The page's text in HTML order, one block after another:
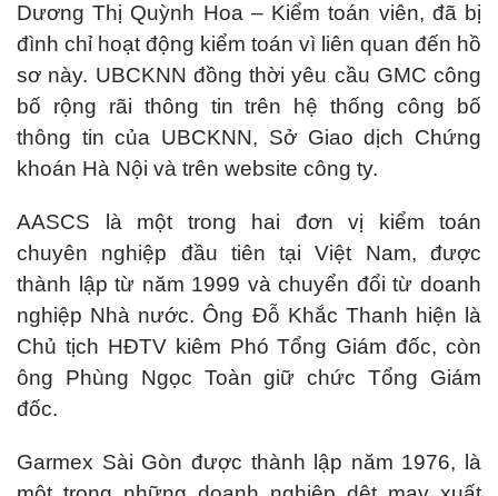
Dương Thị Quỳnh Hoa – Kiểm toán viên, đã bị
đình chỉ hoạt động kiểm toán vì liên quan đến hồ
sơ này. UBCKNN đồng thời yêu cầu GMC công
bố rộng rãi thông tin trên hệ thống công bố
thông tin của UBCKNN, Sở Giao dịch Chứng
khoán Hà Nội và trên website công ty.
AASCS là một trong hai đơn vị kiểm toán
chuyên nghiệp đầu tiên tại Việt Nam, được
thành lập từ năm 1999 và chuyển đổi từ doanh
nghiệp Nhà nước. Ông Đỗ Khắc Thanh hiện là
Chủ tịch HĐTV kiêm Phó Tổng Giám đốc, còn
ông Phùng Ngọc Toàn giữ chức Tổng Giám
đốc.
Garmex Sài Gòn được thành lập năm 1976, là